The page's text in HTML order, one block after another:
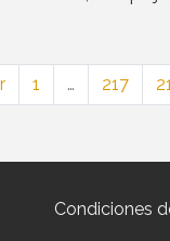
1 … 217
Condiciones